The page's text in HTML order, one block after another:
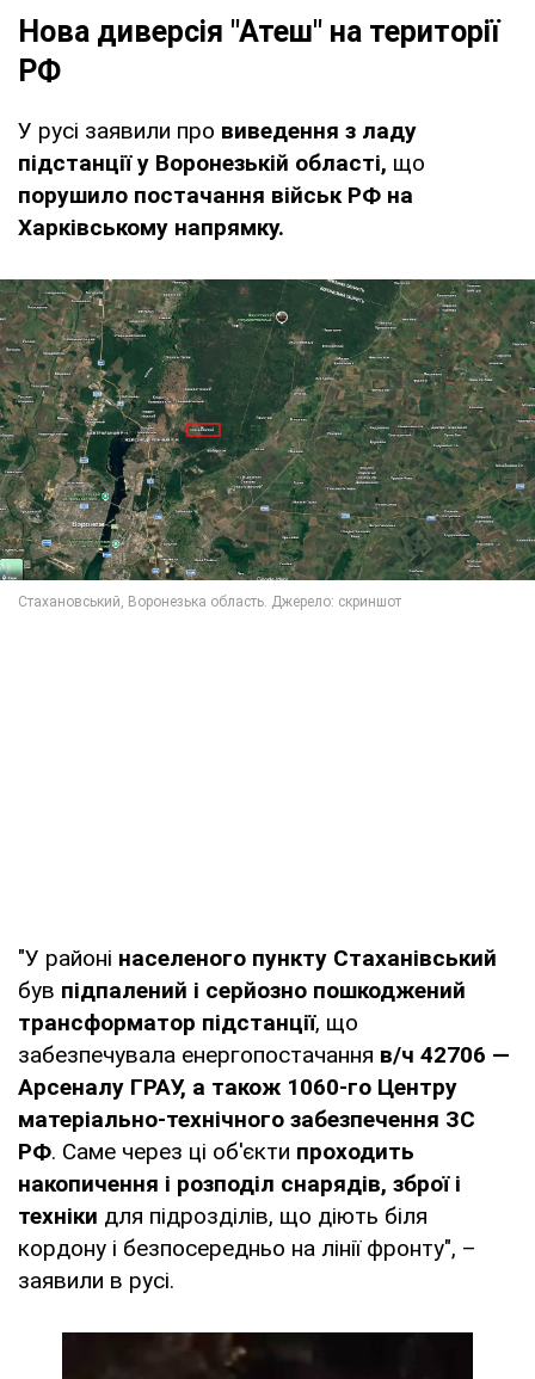
Нова диверсія "Атеш" на території
РФ
У русі заявили про виведення з ладу
підстанції у Воронезькій області, що
порушило постачання військ РФ на
Харківському напрямку.
"У районі населеного пункту Стаханівський
був підпалений і серйозно пошкоджений
трансформатор підстанції, що
забезпечувала енергопостачання в/ч 42706 —
Арсеналу ГРАУ, а також 1060-го Центру
матеріально-технічного забезпечення ЗС
РФ. Саме через ці об'єкти проходить
накопичення і розподіл снарядів, зброї і
техніки для підрозділів, що діють біля
кордону і безпосередньо на лінії фронту", –
заявили в русі.